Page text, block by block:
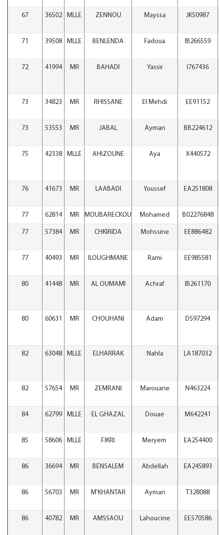
67 36502 MLLE ZENNOU Mayssa JK50987
71 39508 MLLE BENLENDA Fadoua IB266559
72 41994 MR BAHADI Yassir I767436
73 34823 MR RHISSANE El Mehdi EE91152
73 53553 MR JABAL Ayman BB224612
75 42338 MLLE AHIZOUNE Aya X440572
76 41673 MR LAABADI Youssef EA251808
77 62814 MR MOUBARECKOU Mohamed B02276848
77 57384 MR CHKIRIDA Mohssine EE886482
77 40493 MR ILOUGHMANE Rami EE985581
80 41448 MR AL OUMAMI Achraf IB261170
80 60631 MR CHOUHANI Adam D597294
82 63048 MLLE ELHARRAK Nahla LA187032
82 57654 MR ZEMRANI Marouane N463224
84 62799 MLLE EL GHAZAL Douae M642241
85 58606 MLLE FIKRI Meryem EA254400
86 36694 MR BENSALEM Abdellah EA245893
86 56703 MR M'KHANTAR Ayman T328088
86 40782 MR AMSSAOU Lahoucine EE570586